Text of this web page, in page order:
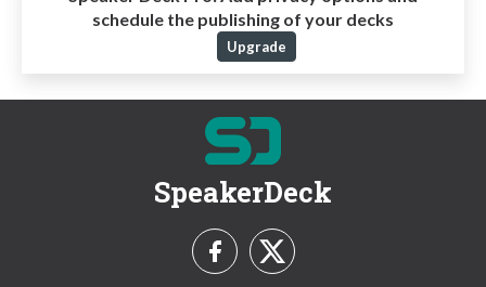
schedule the publishing of your decks
Upgrade
SpeakerDeck